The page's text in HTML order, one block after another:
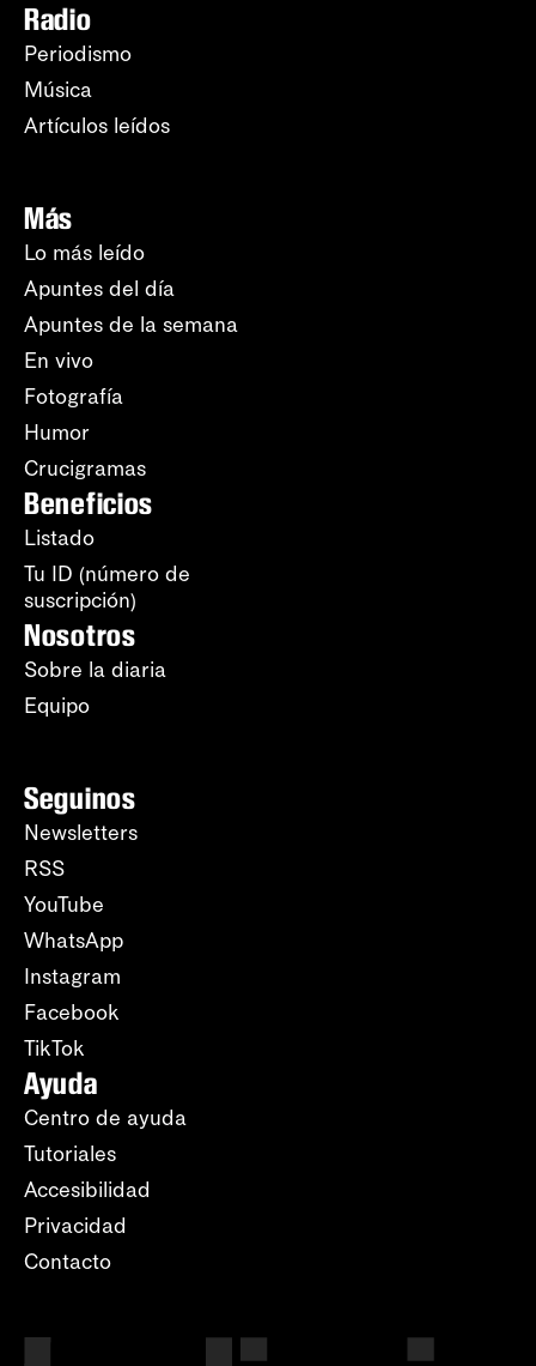
Radio
Periodismo
Música
Artículos leídos
Más
Lo más leído
Apuntes del día
Apuntes de la semana
En vivo
Fotografía
Humor
Crucigramas
Beneficios
Listado
Tu ID (número de
suscripción)
Nosotros
Sobre la diaria
Equipo
Seguinos
Newsletters
RSS
YouTube
WhatsApp
Instagram
Facebook
TikTok
Ayuda
Centro de ayuda
Tutoriales
Accesibilidad
Privacidad
Contacto